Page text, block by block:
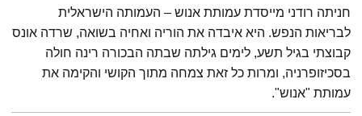
תמצית הפודקאסט
חניתה רודני מייסדת עמותת אנוש – העמותה הישראלית
לבריאות הנפש. היא איבדה את הוריה ואחיה בשואה, שרדה אונס
קבוצתי בגיל תשע, לימים גילתה שבתה הבכורה רינה חולה
בסכיזופרניה, ומרות כל זאת צמחה מתוך הקושי והקימה את
עמותת "אנוש".